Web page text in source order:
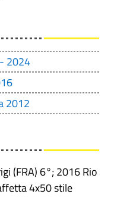
2024
2012
(FRA) 6°; 2016 Rio
4x50 stile